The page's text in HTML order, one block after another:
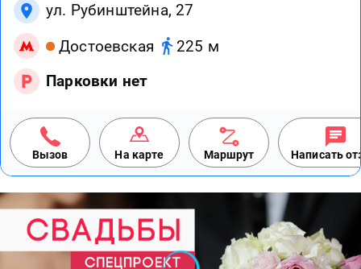
ул. Рубинштейна, 27
Достоевская
225 м
Парковки нет
Вызов На карте Маршрут Написать